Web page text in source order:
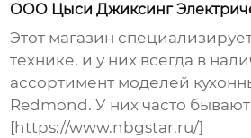
ООО Цыси Джиксинг
Этот магазин
технике, и у них всегда в
ассортимент моделей
Redmond . У них часто
[https://www.nbgstar.ru/]